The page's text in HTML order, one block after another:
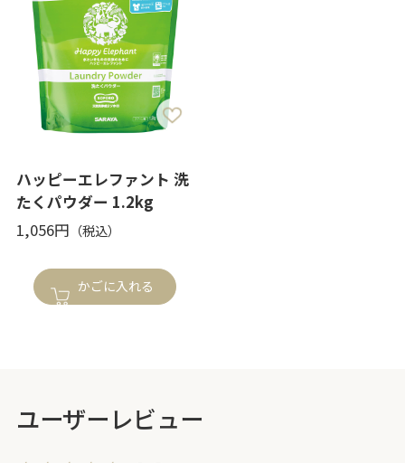
ハッピーエレファント 洗
たくパウダー 1.2kg
1,056円
かごに入れる
ユーザーレビュー